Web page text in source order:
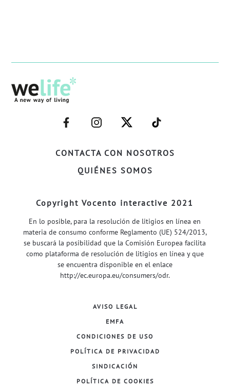
CONTACTA CON NOSOTROS
QUIÉNES SOMOS
–
FACEBOOK–
–
INSTAGRAM–
–
TWITTER–
–
WELIFE–
Copyright Vocento interactive 2021
En lo posible, para la resolución de litigios en línea en
materia de consumo conforme Reglamento (UE) 524/2013,
se buscará la posibilidad que la Comisión Europea facilita
como plataforma de resolución de litigios en línea y que
se encuentra disponible en el enlace
http://ec.europa.eu/consumers/odr.
AVISO LEGAL
EMFA
CONDICIONES DE USO
POLÍTICA DE PRIVACIDAD
SINDICACIÓN
POLÍTICA DE COOKIES